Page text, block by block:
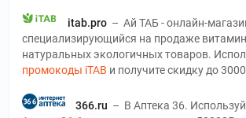
itab.pro –Ай ТАБ - онлайн-
специализирующийся на продаже
натуральных экологичных товаров.
промокоды iTAB и получите скидку до
366.ru – В Аптека 36.